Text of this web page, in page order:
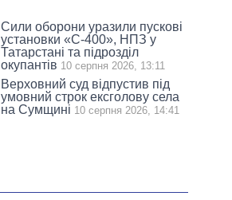
Сили оборони уразили пускові
установки «С-400», НПЗ у
Татарстані та підрозділ
окупантів 10 серпня 2026, 13:11
Верховний суд відпустив під
умовний строк ексголову села
на Сумщині 10 серпня 2026, 14:41